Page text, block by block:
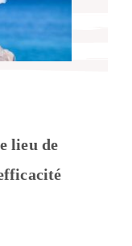
lieu de